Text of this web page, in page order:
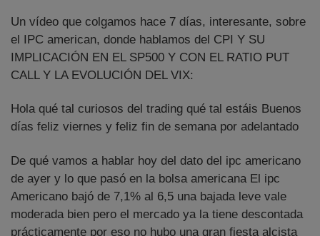
Un vídeo que colgamos hace 7 días, interesante, sobre
el IPC american, donde hablamos del CPI Y SU
IMPLICACIÓN EN EL SP500 Y CON EL RATIO PUT
CALL Y LA EVOLUCIÓN DEL VIX:
Hola qué tal curiosos del trading qué tal estáis Buenos
días feliz viernes y feliz fin de semana por adelantado
De qué vamos a hablar hoy del dato del ipc americano
de ayer y lo que pasó en la bolsa americana El ipc
Americano bajó de 7,1% al 6,5 una bajada leve vale
moderada bien pero el mercado ya la tiene descontada
prácticamente por eso no hubo una gran fiesta alcista